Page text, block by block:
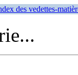
des vedettes-